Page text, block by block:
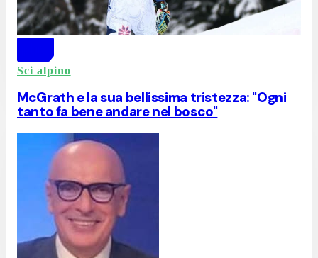
Sci alpino
McGrath e la sua bellissima tristezza: "Ogni
tanto fa bene andare nel bosco"